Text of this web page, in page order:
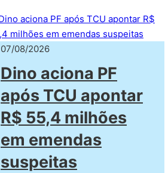
07/08/2026
Dino aciona PF
após TCU apontar
R$ 55,4 milhões
em emendas
suspeitas